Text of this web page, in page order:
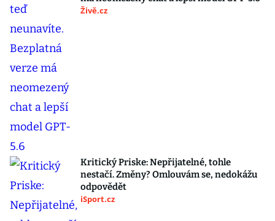
Živě.cz
Kritický Priske: Nepřijatelné, tohle
nestačí. Změny? Omlouvám se, nedokážu
odpovědět
iSport.cz